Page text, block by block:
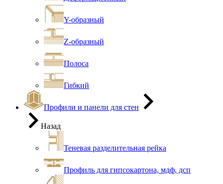
Y-образный
Z-образный
Полоса
Гибкий
Профили и панели для стен
Назад
Теневая разделительная рейка
Профиль для гипсокартона, мдф, дсп